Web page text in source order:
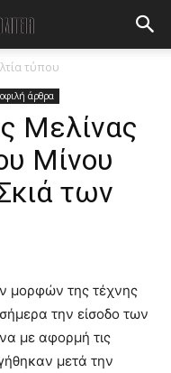
τύπου
άρθρα
Μελίνας
Μίνου
των
μορφών της τέχνης
την είσοδο των
με αφορμή τις
μετά την